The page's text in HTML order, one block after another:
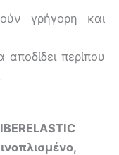
γρήγορη και
περίπου